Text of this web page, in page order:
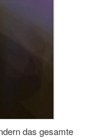
das gesamte